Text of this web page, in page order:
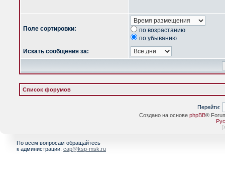
Поле сортировки:
по возрастанию
по убыванию
Искать сообщения за:
Список форумов
Перейти:
Создано на основе phpBB®
[
По всем вопросам обращайтесь
к администрации: cap@ksp-msk.ru